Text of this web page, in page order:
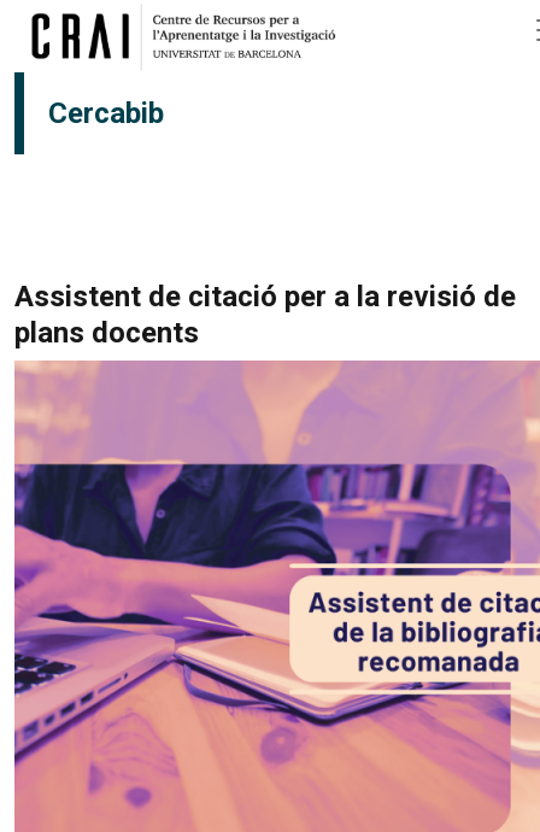
Vés al contingut
Cercabib
Assistent de citació per a la revisió de
plans docents